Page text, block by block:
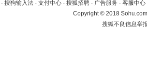
- 搜狗输入法 - 支付中心 - 搜狐招聘 - 广告服务 - 客服中心
Copyright©2018
搜狐不良信息举